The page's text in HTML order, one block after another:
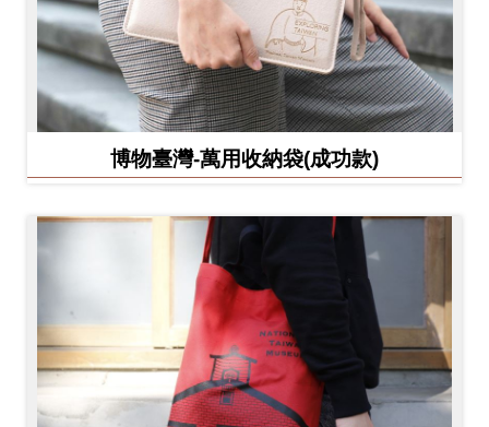
博物臺灣-萬用收納袋(成功款)